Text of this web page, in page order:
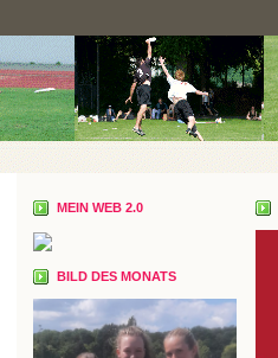
MEIN WEB 2.0
BILD DES MONATS